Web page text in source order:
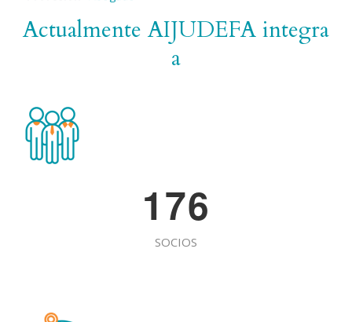
Actualmente AIJUDEFA integra
a
176
SOCIOS